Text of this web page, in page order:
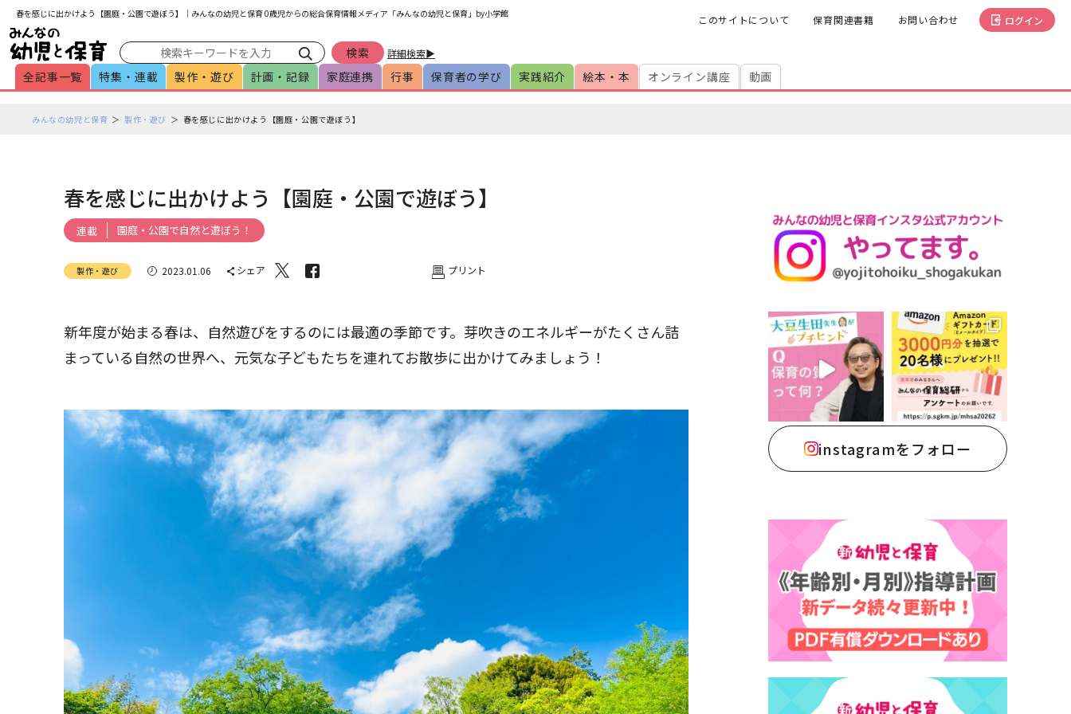
春を感じに出かけよう【園庭・公園で遊ぼう】｜みんなの幼児と保育 0歳児からの総合保育情報メディア「みんなの幼児と保育」by小学館 このサイトについて 保育関連書籍 お問い合わせ ログイン
詳細検索▶
全記事一覧 特集・連載 製作・遊び 計画・記録 家庭連携 行事 保育者の学び 実践紹介 絵本・本 オンライン講座 動画
みんなの幼児と保育 製作・遊び 春を感じに出かけよう【園庭・公園で遊ぼう】
春を感じに出かけよう【園庭・公園で遊ぼう】
連載 園庭・公園で自然と遊ぼう！
製作・遊び 2023.01.06 シェア プリント
新年度が始まる春は、自然遊びをするのには最適の季節です。芽吹きのエネルギーがたくさん詰
まっている自然の世界へ、元気な子どもたちを連れてお散歩に出かけてみましょう！
instagramをフォロー